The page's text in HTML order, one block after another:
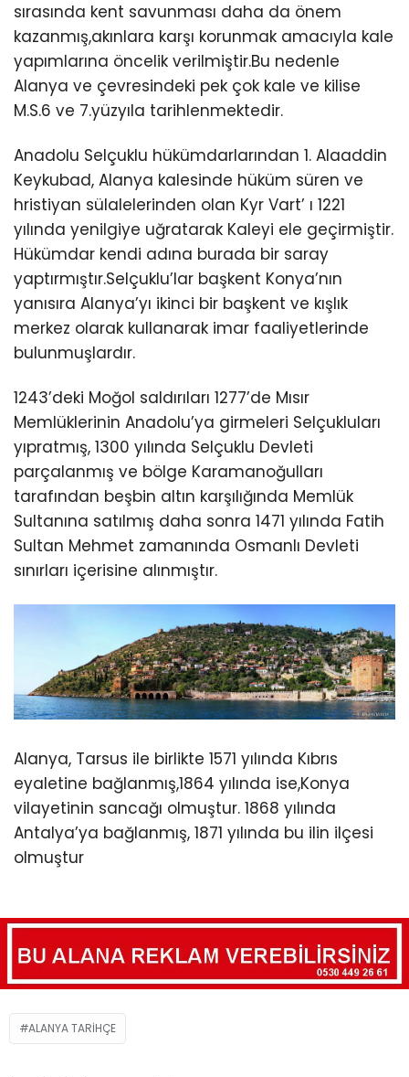
sırasında kent savunması daha da önem
kazanmış,akınlara karşı korunmak amacıyla kale
yapımlarına öncelik verilmiştir.Bu nedenle
Alanya ve çevresindeki pek çok kale ve kilise
M.S.6 ve 7.yüzyıla tarihlenmektedir.
Anadolu Selçuklu hükümdarlarından 1. Alaaddin
Keykubad, Alanya kalesinde hüküm süren ve
hristiyan sülalelerinden olan Kyr Vart’ ı 1221
yılında yenilgiye uğratarak Kaleyi ele geçirmiştir.
Hükümdar kendi adına burada bir saray
yaptırmıştır.Selçuklu’lar başkent Konya’nın
yanısıra Alanya’yı ikinci bir başkent ve kışlık
merkez olarak kullanarak imar faaliyetlerinde
bulunmuşlardır.
1243’deki Moğol saldırıları 1277’de Mısır
Memlüklerinin Anadolu’ya girmeleri Selçukluları
yıpratmış, 1300 yılında Selçuklu Devleti
parçalanmış ve bölge Karamanoğulları
tarafından beşbin altın karşılığında Memlük
Sultanına satılmış daha sonra 1471 yılında Fatih
Sultan Mehmet zamanında Osmanlı Devleti
sınırları içerisine alınmıştır.
Alanya, Tarsus ile birlikte 1571 yılında Kıbrıs
eyaletine bağlanmış,1864 yılında ise,Konya
vilayetinin sancağı olmuştur. 1868 yılında
Antalya’ya bağlanmış, 1871 yılında bu ilin ilçesi
olmuştur
ALANYA TARIHÇE